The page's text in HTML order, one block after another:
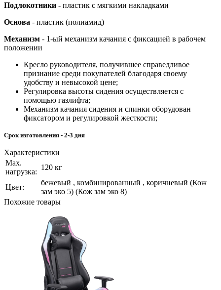
Подлокотники - пластик с мягкими накладками
Основа - пластик (полиамид)
Механизм - 1-ый механизм качания с фиксацией в рабочем
положении
Кресло руководителя, получившее справедливое
признание среди покупателей благодаря своему
удобству и невысокой цене;
Регулировка высоты сидения осуществляется с
помощью газлифта;
Механизм качания сидения и спинки оборудован
фиксатором и регулировкой жесткости;
Срок изготовления - 2-3 дня
Характеристики
Мах.
нагрузка:
120 кг
Цвет:
бежевый , комбинированный , коричневый (Кож
зам эко 5) (Кож зам эко 8)
Похожие товары